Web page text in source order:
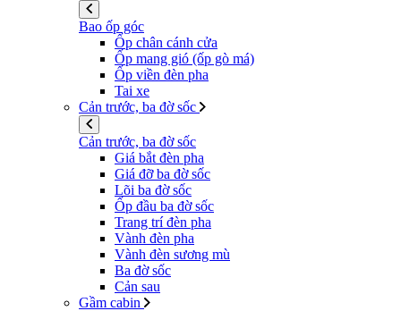
Bao ốp góc
Ốp chân cánh cửa
Ốp mang gió (ốp gò má)
Ốp viền đèn pha
Tai xe
Cản trước, ba đờ sốc
Cản trước, ba đờ sốc
Giá bắt đèn pha
Giá đỡ ba đờ sốc
Lõi ba đờ sốc
Ốp đầu ba đờ sốc
Trang trí đèn pha
Vành đèn pha
Vành đèn sương mù
Ba đờ sốc
Cản sau
Gầm cabin